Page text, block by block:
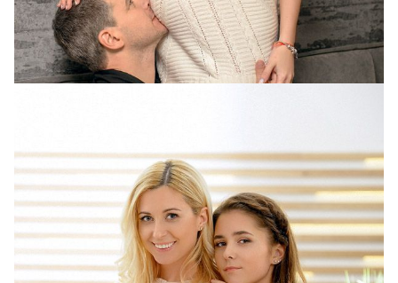
Тоня Матвиенко и Арсен Мирзоян